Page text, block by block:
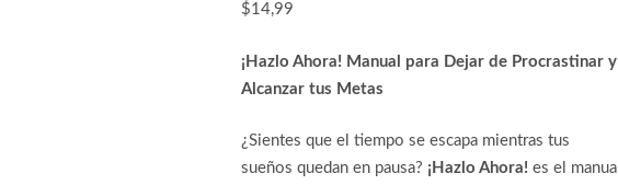
$14,99
¡Hazlo Ahora! Manual para Dejar de Procrastinar y
Alcanzar tus Metas
¿Sientes que el tiempo se escapa mientras tus
sueños quedan en pausa? ¡Hazlo Ahora! es el manual